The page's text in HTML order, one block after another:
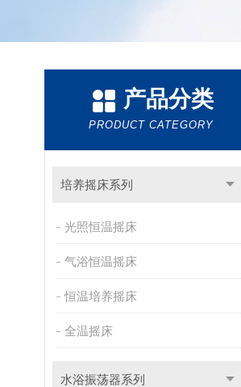
产品分类
PRODUCT CATEGORY
培养摇床系列
光照恒温摇床
气浴恒温摇床
恒温培养摇床
全温摇床
水浴振荡器系列